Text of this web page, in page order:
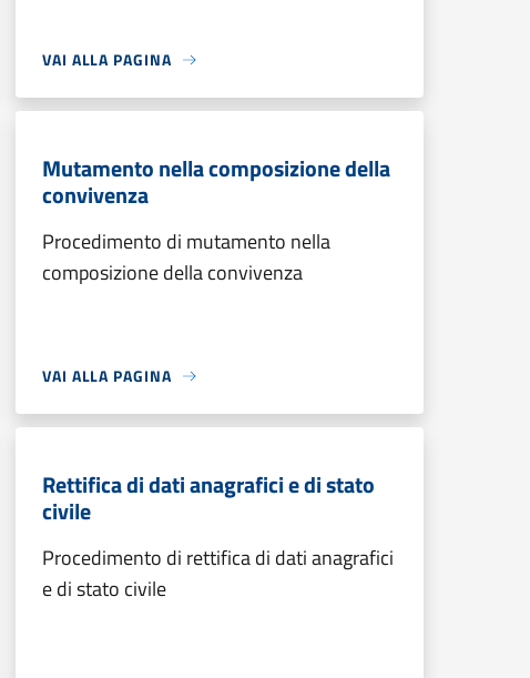
VAI ALLA PAGINA
Mutamento nella composizione della
convivenza
Procedimento di mutamento nella
composizione della convivenza
VAI ALLA PAGINA
Rettifica di dati anagrafici e di stato
civile
Procedimento di rettifica di dati anagrafici
e di stato civile